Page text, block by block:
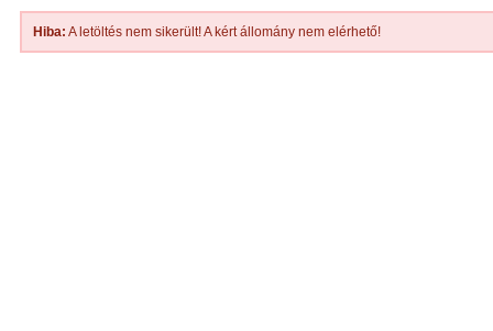
Hiba: A letöltés nem sikerült! A kért állomány nem elérhető!